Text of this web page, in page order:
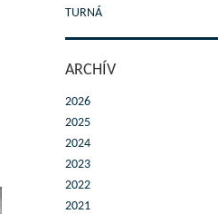
TURNÁ
ARCHÍV
2026
2025
2024
2023
2022
2021